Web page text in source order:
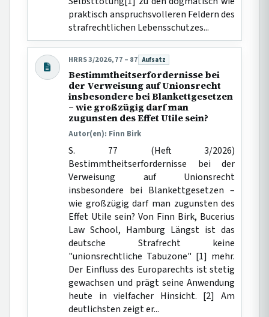
praktisch anspruchsvolleren Feldern des
strafrechtlichen Lebensschutzes...
HRRS 3/2026, 77 – 87 Beitragsart:
Aufsatz
Bestimmtheitserfordernisse bei
der Verweisung auf Unionsrecht
insbesondere bei Blankettgesetzen
– wie großzügig darf man
zugunsten des Effet Utile sein?
Autor(en): Finn Birk
S. 77 (Heft 3/2026)
Bestimmtheitserfordernisse bei der
Verweisung auf Unionsrecht
insbesondere bei Blankettgesetzen –
wie großzügig darf man zugunsten des
Effet Utile sein? Von Finn Birk, Bucerius
Law School, Hamburg Längst ist das
deutsche Strafrecht keine
"unionsrechtliche Tabuzone" [1] mehr.
Der Einfluss des Europarechts ist stetig
gewachsen und prägt seine Anwendung
heute in vielfacher Hinsicht. [2] Am
deutlichsten zeigt er...